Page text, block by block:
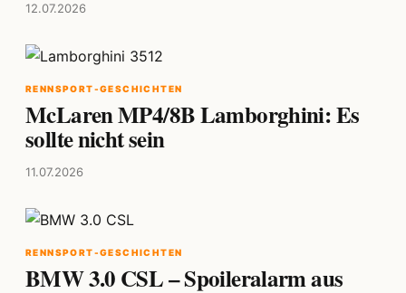
12.07.2026
RENNSPORT-GESCHICHTEN
McLaren MP4/8B Lamborghini: Es
sollte nicht sein
11.07.2026
RENNSPORT-GESCHICHTEN
BMW 3.0 CSL – Spoileralarm aus